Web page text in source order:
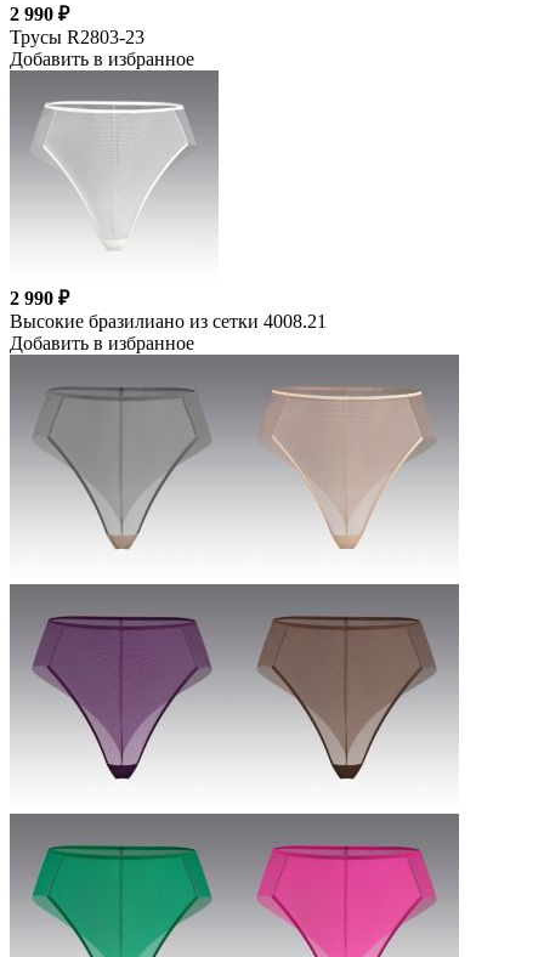
2 990 ₽
Трусы R2803-23
Добавить в избранное
2 990 ₽
Высокие бразилиано из сетки 4008.21
Добавить в избранное